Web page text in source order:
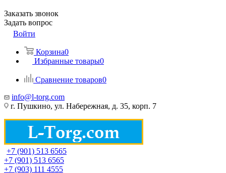
Заказать звонок
Задать вопрос
Войти
Корзина0
Избранные товары0
Сравнение товаров0
info@l-torg.com
г. Пушкино, ул. Набережная, д. 35, корп. 7
+7 (901) 513 6565
+7 (901) 513 6565
+7 (903) 111 4555